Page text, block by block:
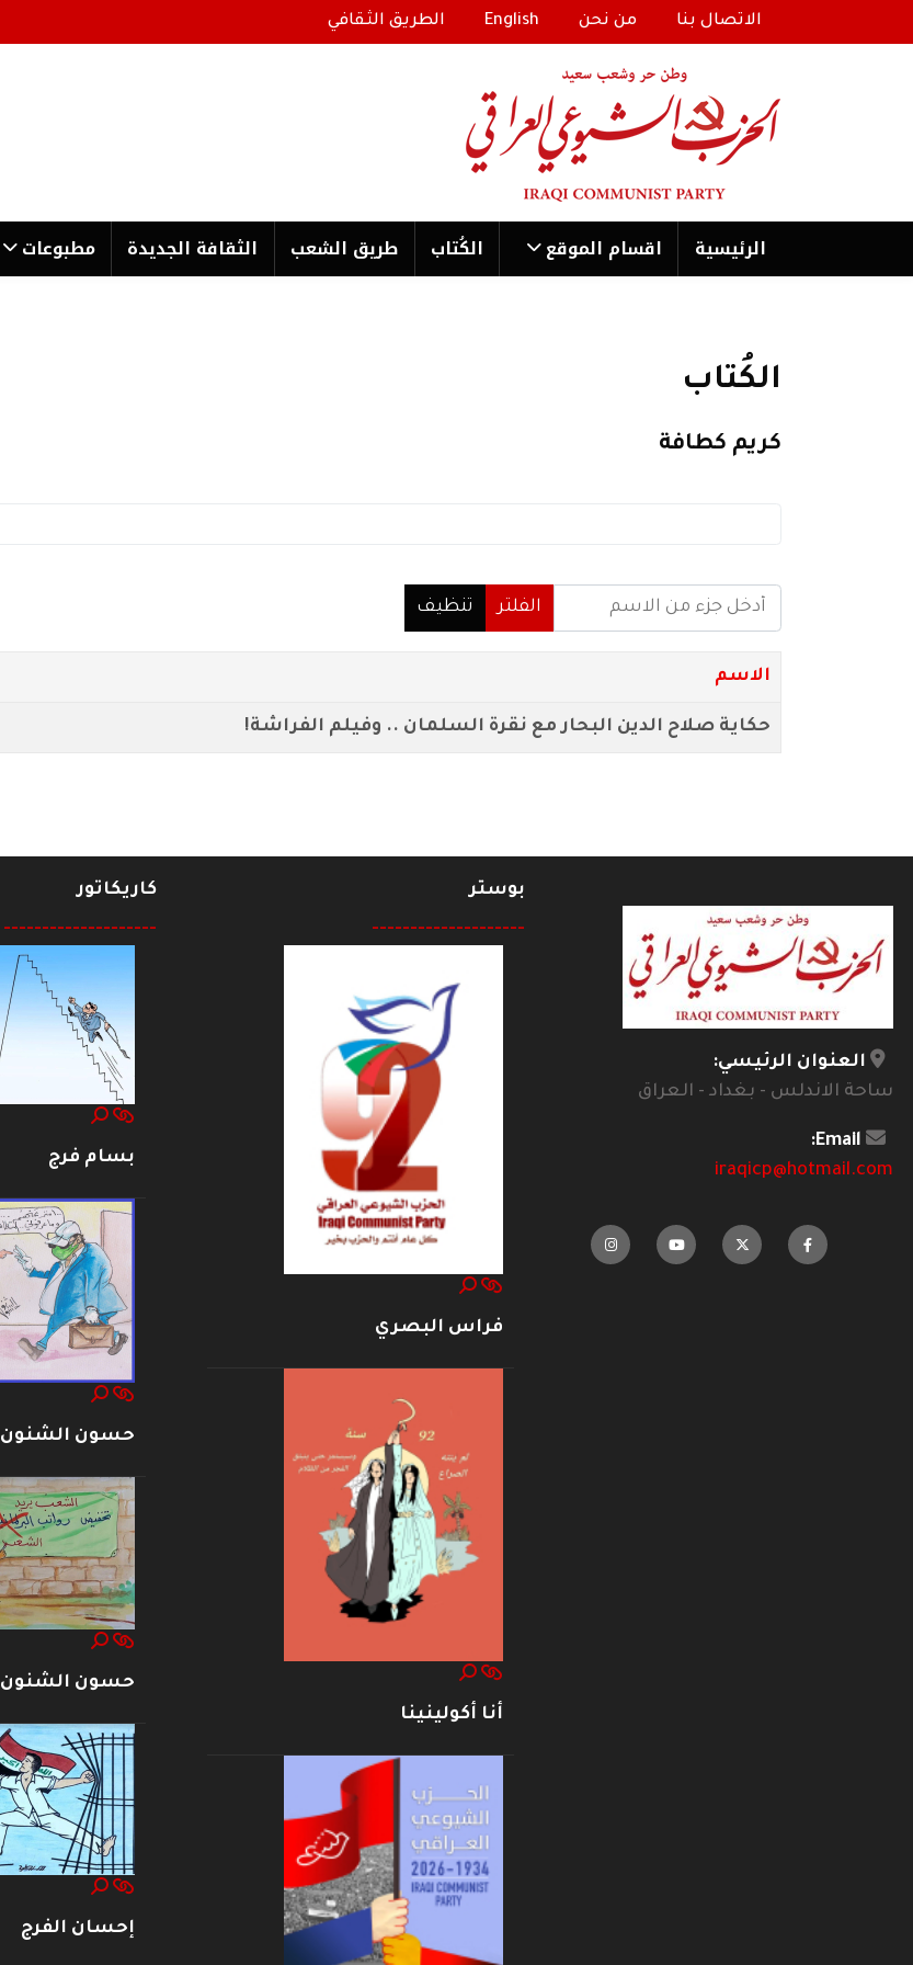
الاتصال بنا من نحن English الطريق الثقافي
الرئیسية اقسام الموقع الكُتاب طریق الشعب الثقافة الجدیدة مطبوعات
الكُتاب
كريم كطافة
أدخل جزء من الاسم
الفلتر تنظيف
الاسم
حكاية صلاح الدين البحار مع نقرة السلمان .. وفيلم الفراشة!
العنوان الرئيسي:
ساحة الاندلس - بغداد - العراق
Email:
iraqicp@hotmail.com
بوستر
--------------------
فراس البصري
أنا أكولينينا
كاريكاتور
--------------------
بسام فرج
حسون الشنون
حسون الشنون
إحسان الفرج